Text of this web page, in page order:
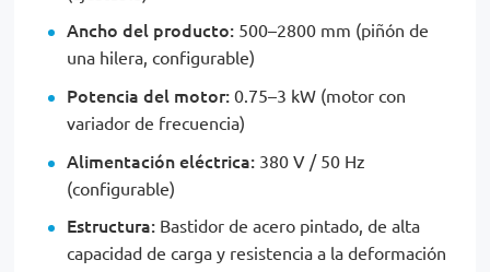
Ancho del producto:500–2800 mm (piñón de
una hilera, configurable)
Potencia del motor:0.75–3 kW (motor con
variador de frecuencia)
Alimentación eléctrica:380 V / 50 Hz
(configurable)
Estructura:Bastidor de acero pintado, de alta
capacidad de carga y resistencia a la deformación